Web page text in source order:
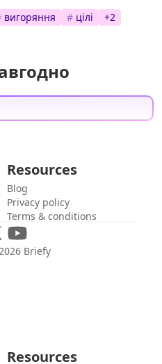
вигоряння # цілі +2
Resources
Blog
Privacy policy
Terms & conditions
Briefy
Resources